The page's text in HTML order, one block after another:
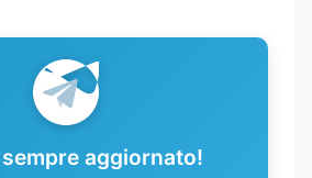
sempre aggiornato!